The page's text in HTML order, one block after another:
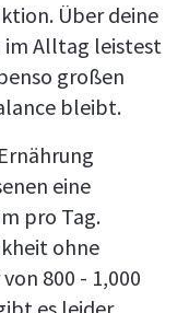
Über deine
im Alltag leistest
großen
bleibt.
eine
pro Tag.
ohne
800 - 1,000